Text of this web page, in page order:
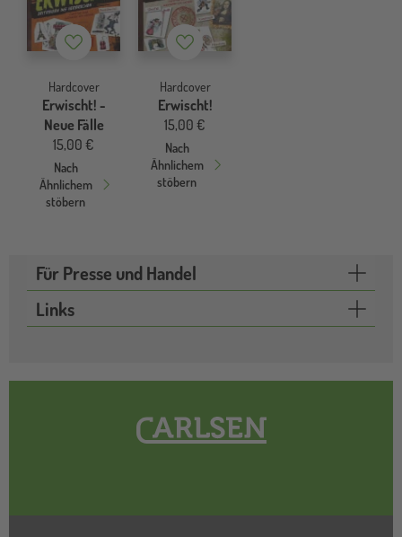
Merkzettel
Hardcover
Erwischt! -
Neue Fälle
15,00 €
Nach
Ähnlichem
stöbern
Merkzettel
Hardcover
Erwischt!
15,00 €
Nach
Ähnlichem
stöbern
Für Presse und Handel
Links